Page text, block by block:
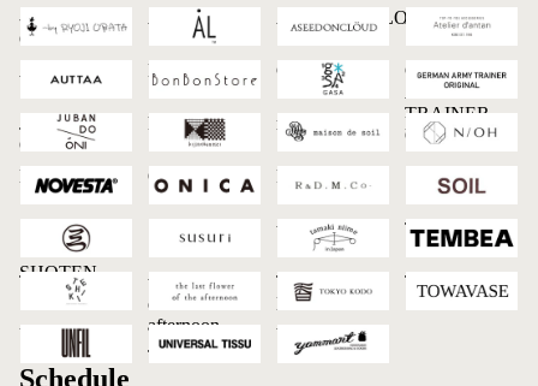
-by RYOJI
OBATA
ASEEDONCLOUDAtelier d'antan
AUTTAA BonBonStore GASA*
GERMAN
ARMY
TRAINER
ORIGINAL
JUBAN DO
ONI
kijinokanosei maison de soil N/OH
NOVESTA ONICA R&D.M.Co- SOIL
SUMITANI
SABURO
SHOTEN
SUSURI tamaki niime TEMBEA
TESHIKI
the last flower
of the
afternoon
TOKYO
KODO
TOWAVASE
UNFIL
UNIVERSAL
TISSU
Yammart
Schedule